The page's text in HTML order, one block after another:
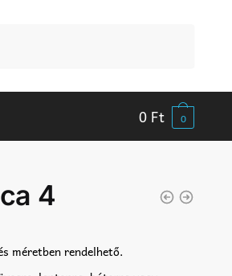
0 Ft 0
4
méretben rendelhető.